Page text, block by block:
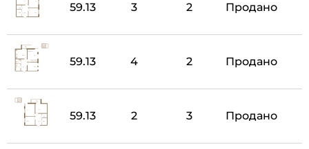
59.13 3 2 Продано
59.13 4 2 Продано
59.13 2 3 Продано